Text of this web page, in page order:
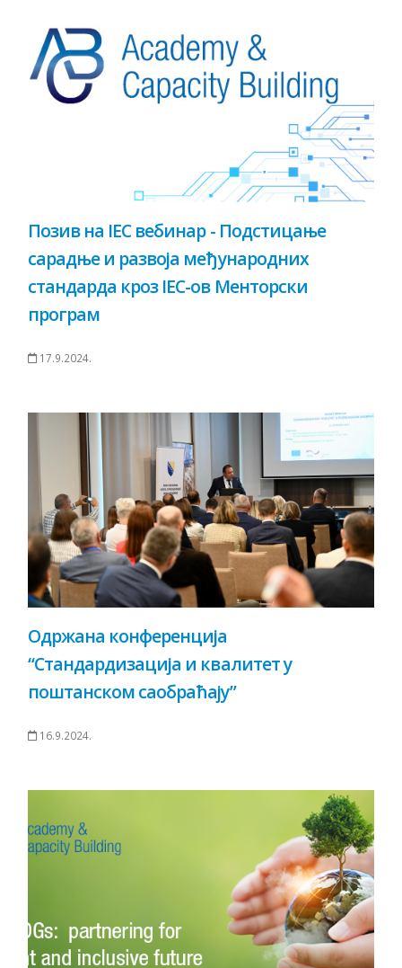
Позив на IEC вебинар - Подстицање
сарадње и развоја међународних
стандарда кроз IEC-ов Менторски
програм
17.9.2024.
Одржана конференција
“Стандардизација и квалитет у
поштанском саобраћају”
16.9.2024.